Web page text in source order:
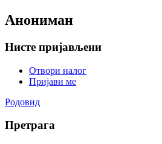
Анониман
Нисте пријављени
Отвори налог
Пријави ме
Родовид
Претрага